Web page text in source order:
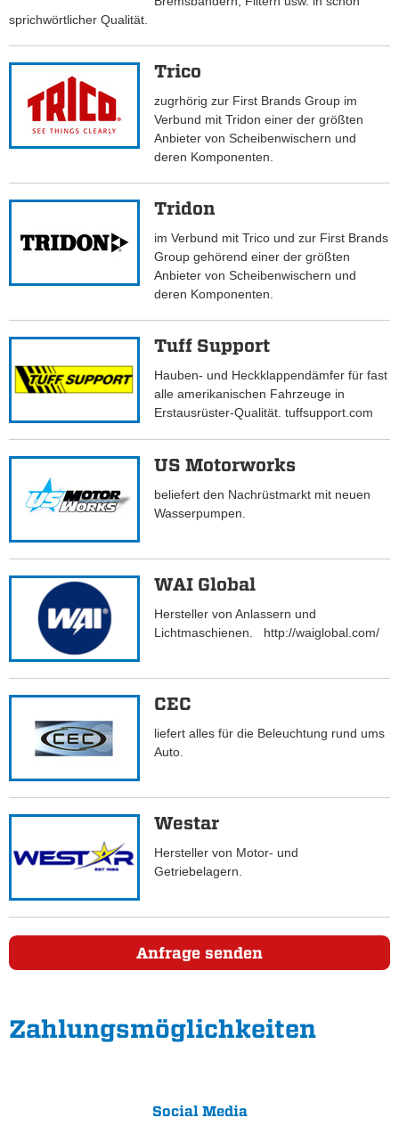
sprichwörtlicher Qualität.
Trico
zugrhörig zur First Brands Group im
Verbund mit Tridon einer der größten
Anbieter von Scheibenwischern und
deren Komponenten.
Tridon
im Verbund mit Trico und zur First Brands
Group gehörend einer der größten
Anbieter von Scheibenwischern und
deren Komponenten.
Tuff Support
Hauben- und Heckklappendämfer für fast
alle amerikanischen Fahrzeuge in
Erstausrüster-Qualität. tuffsupport.com
US Motorworks
beliefert den Nachrüstmarkt mit neuen
Wasserpumpen.
WAI Global
Hersteller von Anlassern und
Lichtmaschienen. http://waiglobal.com/
CEC
liefert alles für die Beleuchtung rund ums
Auto.
Westar
Hersteller von Motor- und
Getriebelagern.
Anfrage senden
Zahlungs­möglichkeiten
Social Media